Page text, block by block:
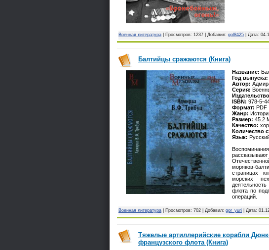
Военная литература | Просмотров: 1237 | Добавил: gol8425 | Дата:
Балтийцы сражаются (Книга)
Название:
Год выпуска:
Автор:
Серия:
ISBN: 978-5-
Формат: PDF
Жанр:
Размер: 45.2
Качество:
Количество
Язык:
моряков-
страницах
морских
флота по
операций.
Военная литература | Просмотров: 702 | Добавил: gor_yuri | Дата:
Тяжелые артиллерийские корабли
французского флота (Книга)